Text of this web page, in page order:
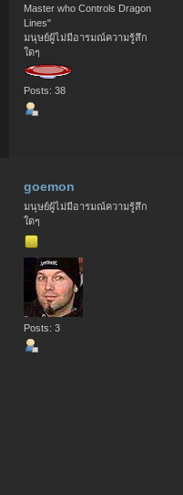
Master who Controls Dragon
Lines"
มนุษย์ผู้ไม่มีอารมณ์ความรู้สึก
ใดๆ
Posts: 38
goemon
มนุษย์ผู้ไม่มีอารมณ์ความรู้สึก
ใดๆ
Posts: 3